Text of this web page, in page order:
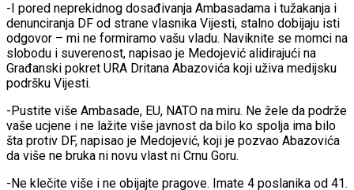
-I pored neprekidnog dosađivanja Ambasadama i tužakanja i
denunciranja DF od strane vlasnika Vijesti, stalno dobijaju isti
odgovor – mi ne formiramo vašu vladu. Naviknite se momci na
slobodu i suverenost, napisao je Medojević alidirajući na
Građanski pokret URA Dritana Abazovića koji uživa medijsku
podršku Vijesti.
-Pustite više Ambasade, EU, NATO na miru. Ne žele da podrže
vaše ucjene i ne lažite više javnost da bilo ko spolja ima bilo
šta protiv DF, napisao je Medojević, koji je pozvao Abazovića
da više ne bruka ni novu vlast ni Crnu Goru.
-Ne klečite više i ne obijajte pragove. Imate 4 poslanika od 41.